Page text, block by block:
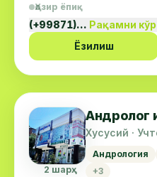
Ҳозир ёпиқ
(+99871)… Рақамни
Ёзилиш
2 шарҳ
Андролог
Хусусий ·
Андрология
+3